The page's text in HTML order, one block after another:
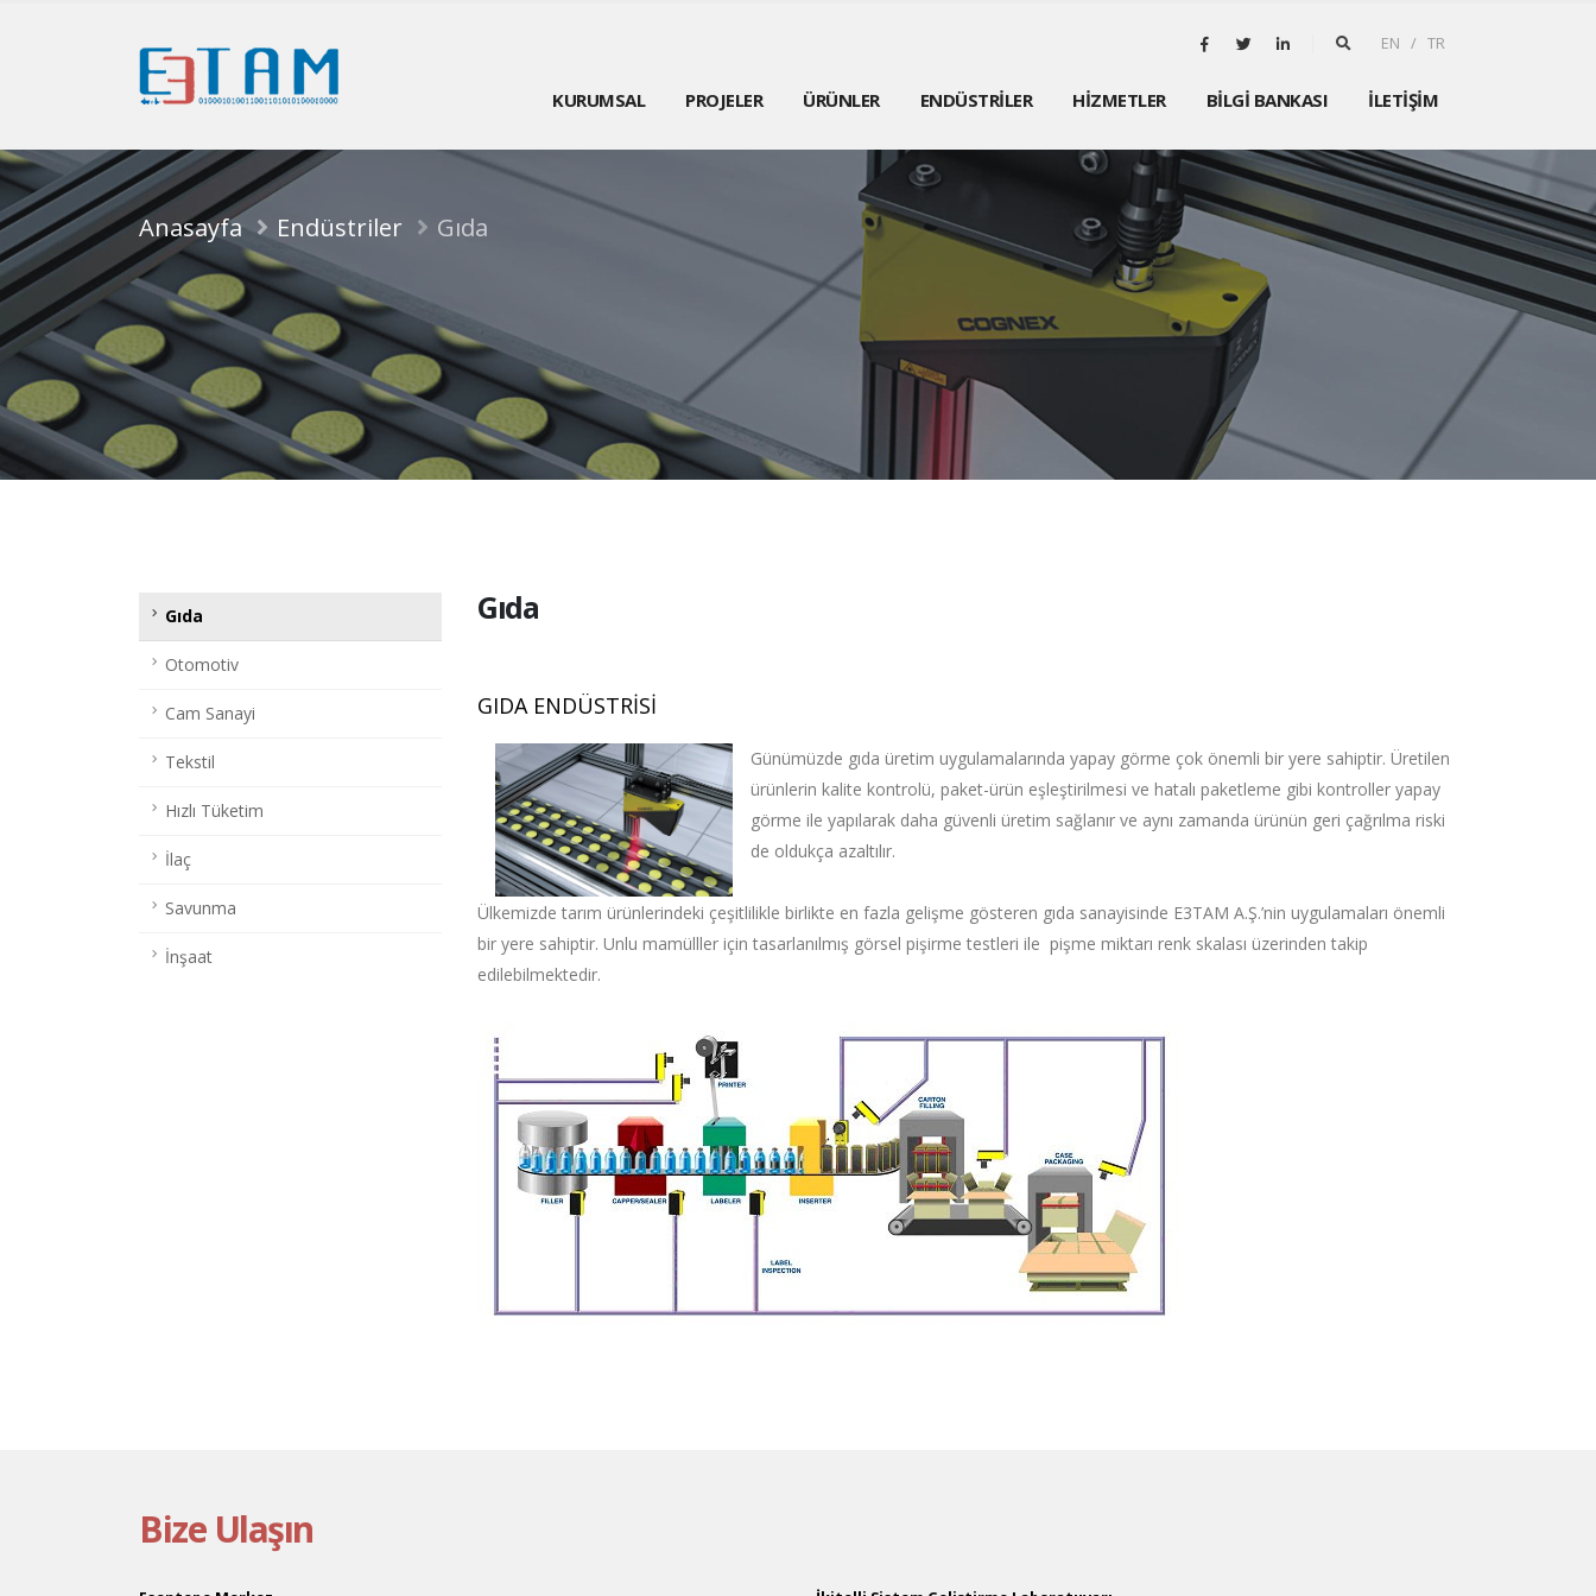
EN / TR
KURUMSAL PROJELER ÜRÜNLER ENDÜSTRİLER HİZMETLER BİLGİ BANKASI İLETİŞİM
Anasayfa Endüstriler Gıda
Gıda
Otomotiv
Cam Sanayi
Tekstil
Hızlı Tüketim
İlaç
Savunma
İnşaat
Gıda
GIDA ENDÜSTRİSİ
Günümüzde gıda üretim uygulamalarında yapay görme çok önemli bir yere sahiptir. Üretilen
ürünlerin kalite kontrolü, paket-ürün eşleştirilmesi ve hatalı paketleme gibi kontroller yapay
görme ile yapılarak daha güvenli üretim sağlanır ve aynı zamanda ürünün geri çağrılma riski
de oldukça azaltılır.
Ülkemizde tarım ürünlerindeki çeşitlilikle birlikte en fazla gelişme gösteren gıda sanayisinde E3TAM A.Ş.’nin uygulamaları önemli
bir yere sahiptir. Unlu mamülller için tasarlanılmış görsel pişirme testleri ile pişme miktarı renk skalası üzerinden takip
edilebilmektedir.
Bize Ulaşın